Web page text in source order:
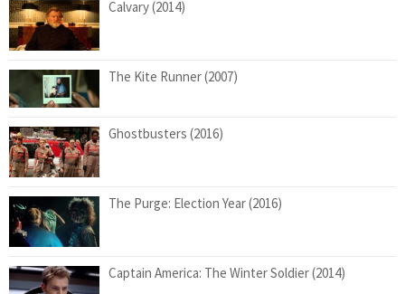
Calvary (2014)
The Kite Runner (2007)
Ghostbusters (2016)
The Purge: Election Year (2016)
Captain America: The Winter Soldier (2014)